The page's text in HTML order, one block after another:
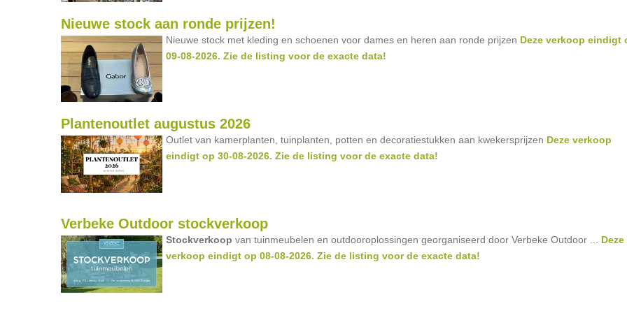
Nieuwe stock aan ronde prijzen!
Nieuwe stock met kleding en schoenen voor dames en heren aan ronde prijzen Deze verkoop eindigt
09-08-2026. Zie de listing voor de exacte data!
Plantenoutlet augustus 2026
Outlet van kamerplanten, tuinplanten, potten en decoratiestukken aan kwekersprijzen Deze verkoop
eindigt op 30-08-2026. Zie de listing voor de exacte data!
Verbeke Outdoor stockverkoop
Stockverkoop van tuinmeubelen en outdooroplossingen georganiseerd door Verbeke Outdoor ... Deze
verkoop eindigt op 08-08-2026. Zie de listing voor de exacte data!